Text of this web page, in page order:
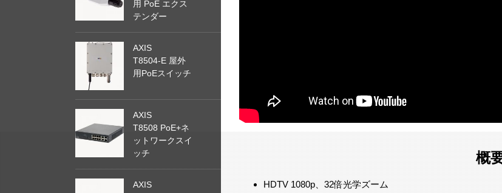
概
HDTV 1080p、32倍光学ズーム
用 PoE エクス
テンダー
AXIS
T8504-E 屋外
用PoEスイッチ
AXIS
T8508 PoE+ネ
ットワークスイ
ッチ
AXIS